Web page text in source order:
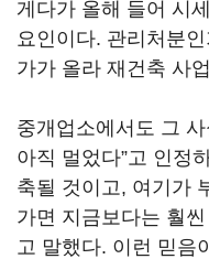
게다가 올해 들어 시
요인이다. 관리처분
가가 올라 재건축 사
중개업소에서도 그
아직 멀었다”고 인정
축될 것이고, 여기가
가면 지금보다는 훨
고 말했다. 이런 믿음